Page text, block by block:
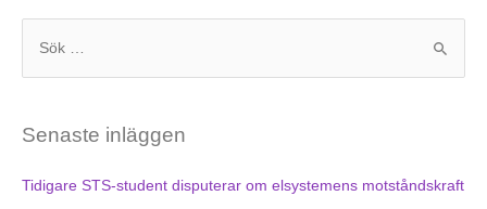
ö
e
Senaste inläggen
Tidigare STS-student disputerar om elsystemens motståndskraft